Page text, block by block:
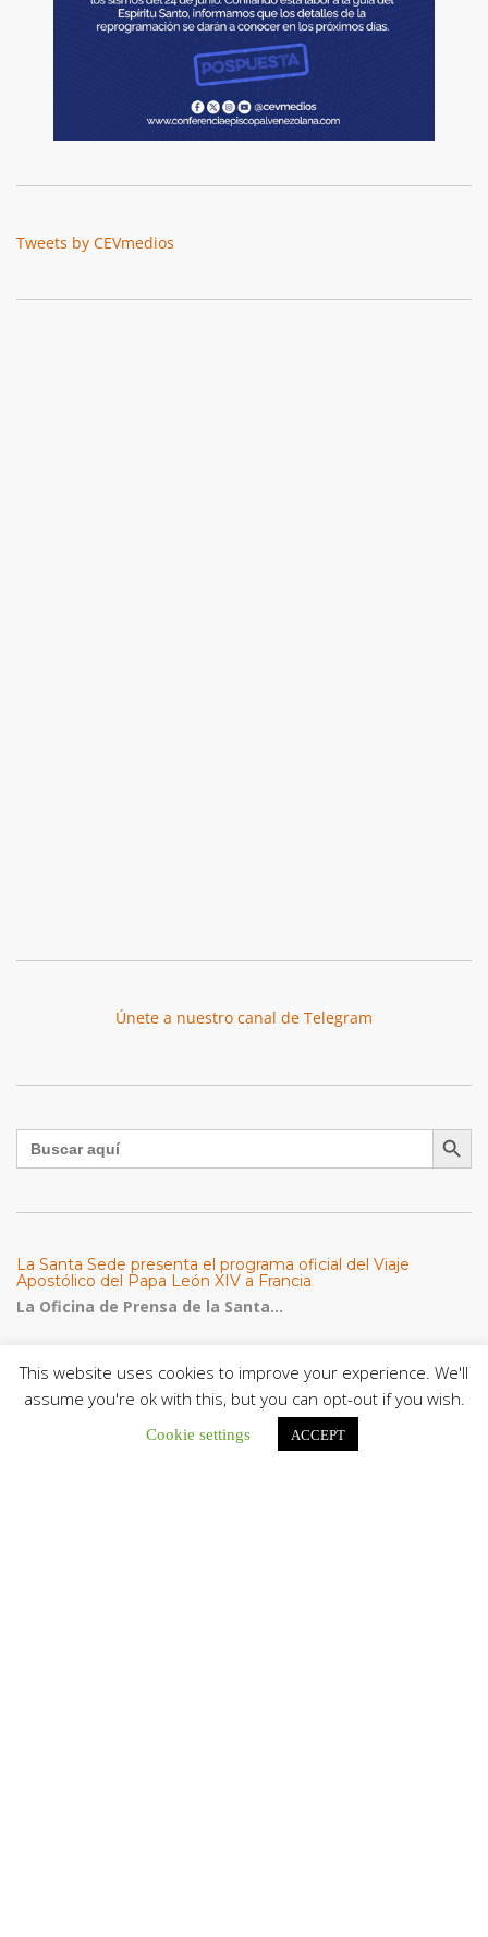
Tweets by CEVmedios
Únete a nuestro canal de Telegram
Buscar: Botón de
La Santa Sede presenta el programa oficial del Viaje
Apostólico del Papa León XIV a Francia
La Oficina de Prensa de la Santa...
Diócesis de San Cristóbal celebró 416 años del Santo Cristo
de La Grita con un llamado a la solidaridad y la dignidad
humana
En el marco de la solemnidad por...
This website uses cookies to improve your experience. We'll
assume you're ok with this, but you can opt-out if you wish.
Cookie settings ACCEPT